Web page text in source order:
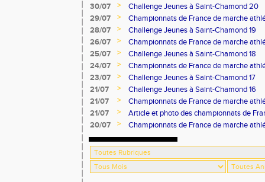
30/07
>
Challenge Jeunes à Saint-Chamond 20
29/07
>
Championnats de France de marche
28/07
>
Challenge Jeunes à Saint-Chamond 19
26/07
>
Championnats de France de marche
25/07
>
Challenge Jeunes à Saint-Chamond 18
24/07
>
Championnats de France de marche
23/07
>
Challenge Jeunes à Saint-Chamond 17
21/07
>
Challenge Jeunes à Saint-Chamond 16
21/07
>
Championnats de France de marche
21/07
>
Article et photo des championnats de
Progrès
20/07 > Championnats de France de marche